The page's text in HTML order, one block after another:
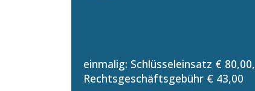
einmalig: Schlüsseleinsatz € 80,00,
Rechtsgeschäftsgebühr € 43,00